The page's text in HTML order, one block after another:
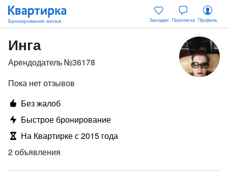
Закладки Переписка Профиль
Инга
Арендодатель №36178
Пока нет отзывов
Без жалоб
Быстрое бронирование
На Квартирке с 2015 года
2 объявления